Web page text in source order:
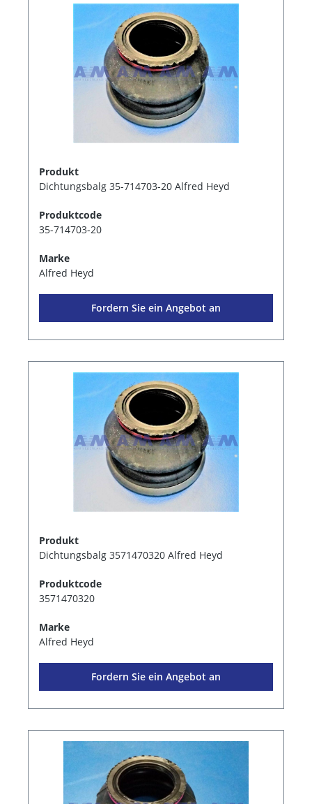
Produkt
Dichtungsbalg 35-714703-20 Alfred Heyd
Produktcode
35-714703-20
Marke
Alfred Heyd
Fordern Sie ein Angebot an
Produkt
Dichtungsbalg 3571470320 Alfred Heyd
Produktcode
3571470320
Marke
Alfred Heyd
Fordern Sie ein Angebot an